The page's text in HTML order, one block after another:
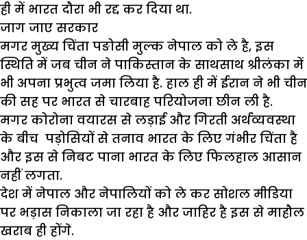
ही में भारत दौरा भी रद्द कर दिया था.
जाग जाए सरकार
मगर मुख्य चिंता पङोसी मुल्क नेपाल को ले है, इस
स्थिति में जब चीन ने पाकिस्तान के साथसाथ श्रीलंका में
भी अपना प्रभुत्व जमा लिया है. हाल ही में ईरान ने भी चीन
की सह पर भारत से चारबाह परियोजना छीन ली है.
मगर कोरोना वयारस से लड़ाई और गिरती अर्थव्यवस्था
के बीच पड़ोसियों से तनाव भारत के लिए गंभीर चिंता है
और इस से निबट पाना भारत के लिए फिलहाल आसान
नहीं लगता.
देश में नेपाल और नेपालियों को ले कर सोशल मीडिया
पर भड़ास निकाला जा रहा है और जाहिर है इस से माहौल
खराब ही होंगे.